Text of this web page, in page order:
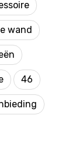
wand
46